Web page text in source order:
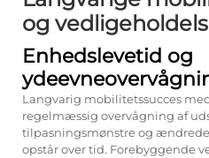
og
Enhedslevetid og
Langvarig mobilitetssucces
regelmæssig overvågning af
tilpasningsmønstre og
opstår over tid. Forebyggende